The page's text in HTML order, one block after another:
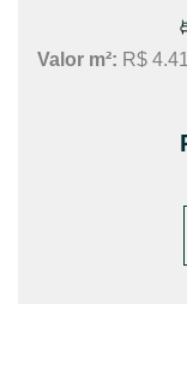
Valor m²: R$